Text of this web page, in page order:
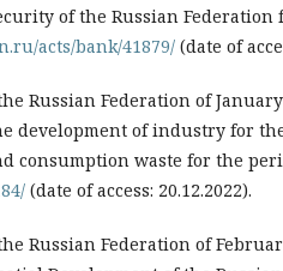
of the Russian
acts/bank/41879/ (date of
Russian Federation of January
development of industry for
consumption waste for the
(date of access: 20.12.2022).
Russian Federation of